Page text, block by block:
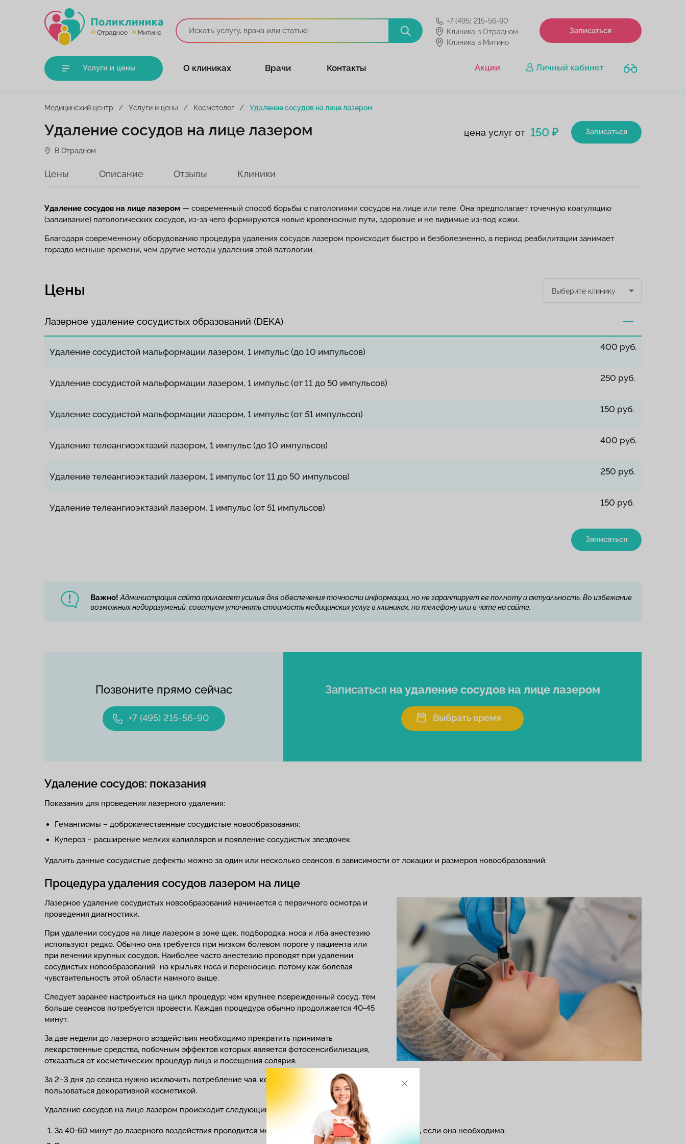
+7 (495) 215-56-90
Клиника в Отрадном
Клиника в Митино
Записаться
Услуги и цены О клиниках Врачи Контакты Акции Личный кабинет
Медицинский центр Услуги и цены Косметолог Удаление сосудов на лице лазером
цена услуг от 150 ₽ Записаться
Удаление сосудов на лице лазером
В Отрадном
Цены Описание Отзывы Клиники
Удаление сосудов на лице лазером — современный способ борьбы с патологиями сосудов на лице или теле. Она предполагает точечную коагуляцию
(запаивание) патологических сосудов, из-за чего формируются новые кровеносные пути, здоровые и не видимые из-под кожи.
Благодаря современному оборудованию процедура удаления сосудов лазером происходит быстро и безболезненно, а период реабилитации занимает
гораздо меньше времени, чем другие методы удаления этой патологии.
Цены Выберите клинику
Лазерное удаление сосудистых образований (DEKA)
Удаление сосудистой мальформации лазером, 1 импульс (до 10 импульсов) 400 руб.
Удаление сосудистой мальформации лазером, 1 импульс (от 11 до 50 импульсов) 250 руб.
Удаление сосудистой мальформации лазером, 1 импульс (от 51 импульсов) 150 руб.
Удаление телеангиоэктазий лазером, 1 импульс (до 10 импульсов) 400 руб.
Удаление телеангиоэктазий лазером, 1 импульс (от 11 до 50 импульсов) 250 руб.
Удаление телеангиоэктазий лазером, 1 импульс (от 51 импульсов) 150 руб.
Записаться
Важно! Администрация сайта прилагает усилия для обеспечения точности информации, но не гарантирует ее полноту и актуальность. Во избежание
возможных недоразумений, советуем уточнять стоимость медицинских услуг в клиниках, по телефону или в чате на сайте.
Позвоните прямо сейчас
+7 (495) 215-56-90
Записаться на удаление сосудов на лице лазером
Выбрать время
Удаление сосудов: показания
Показания для проведения лазерного удаления:
Гемангиомы – доброкачественные сосудистые новообразования;
Купероз – расширение мелких капилляров и появление сосудистых звездочек.
Удалить данные сосудистые дефекты можно за один или несколько сеансов, в зависимости от локации и размеров новообразований.
Процедура удаления сосудов лазером на лице
Лазерное удаление сосудистых новообразований начинается с первичного осмотра и
проведения диагностики.
При удалении сосудов на лице лазером в зоне щек, подбородка, носа и лба анестезию
используют редко. Обычно она требуется при низком болевом пороге у пациента или
при лечении крупных сосудов. Наиболее часто анестезию проводят при удалении
сосудистых новообразований на крыльях носа и переносице, потому как болевая
чувствительность этой области намного выше.
Следует заранее настроиться на цикл процедур: чем крупнее поврежденный сосуд, тем
больше сеансов потребуется провести. Каждая процедура обычно продолжается 40-45
минут.
За две недели до лазерного воздействия необходимо прекратить принимать
лекарственные средства, побочным эффектов которых является фотосенсибилизация,
отказаться от косметических процедур лица и посещения солярия.
За 2–3 дня до сеанса нужно исключить потребление чая, кофе и шоколада. Не следует
пользоваться декоративной косметикой.
Удаление сосудов на лице лазером происходит следующим образом:
За 40-60 минут до лазерного воздействия проводится местная анестезия, но только в том случае, если она необходима.